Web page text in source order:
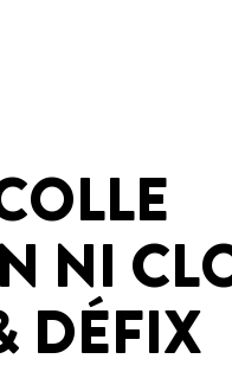
NI
DÉFIX